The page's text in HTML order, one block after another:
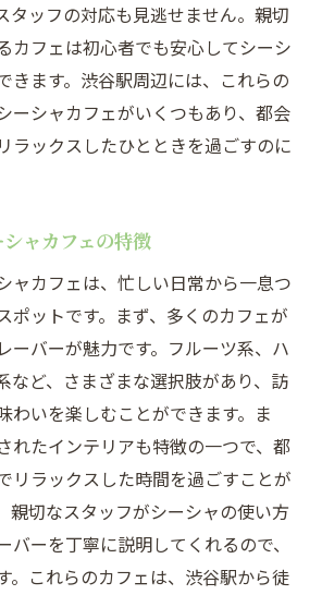
タッフの対応も見逃せません。親切
カフェは初心者でも安心してシーシ
きます。渋谷駅周辺には、これらの
ーシャカフェがいくつもあり、都会
ラックスしたひとときを過ごすのに
ャカフェの特徴
ャカフェは、忙しい日常から一息つ
ポットです。まず、多くのカフェが
ーバーが魅力です。フルーツ系、ハ
など、さまざまな選択肢があり、訪
わいを楽しむことができます。ま
れたインテリアも特徴の一つで、都
リラックスした時間を過ごすことが
親切なスタッフがシーシャの使い方
バーを丁寧に説明してくれるので、
。これらのカフェは、渋谷駅から徒